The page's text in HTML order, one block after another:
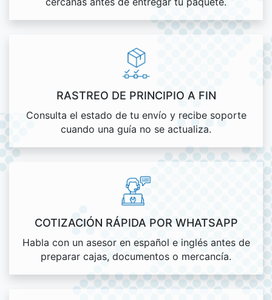
RASTREO DE PRINCIPIO A FIN
Consulta el estado de tu envío y recibe soporte
cuando una guía no se actualiza.
COTIZACIÓN RÁPIDA POR WHATSAPP
Habla con un asesor en español e inglés antes de
preparar cajas, documentos o mercancía.